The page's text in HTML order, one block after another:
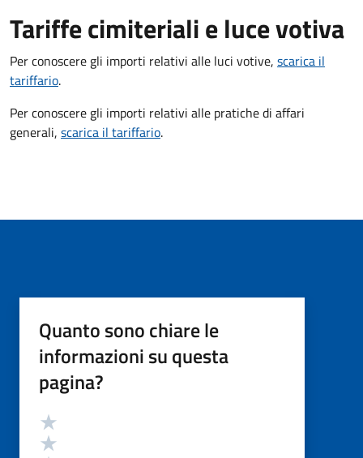
Tariffe cimiteriali e luce votiva
Per conoscere gli importi relativi alle luci votive, scarica il
tariffario.
Per conoscere gli importi relativi alle pratiche di affari
generali, scarica il tariffario.
Quanto sono chiare le
informazioni su questa
pagina?
Valutazione